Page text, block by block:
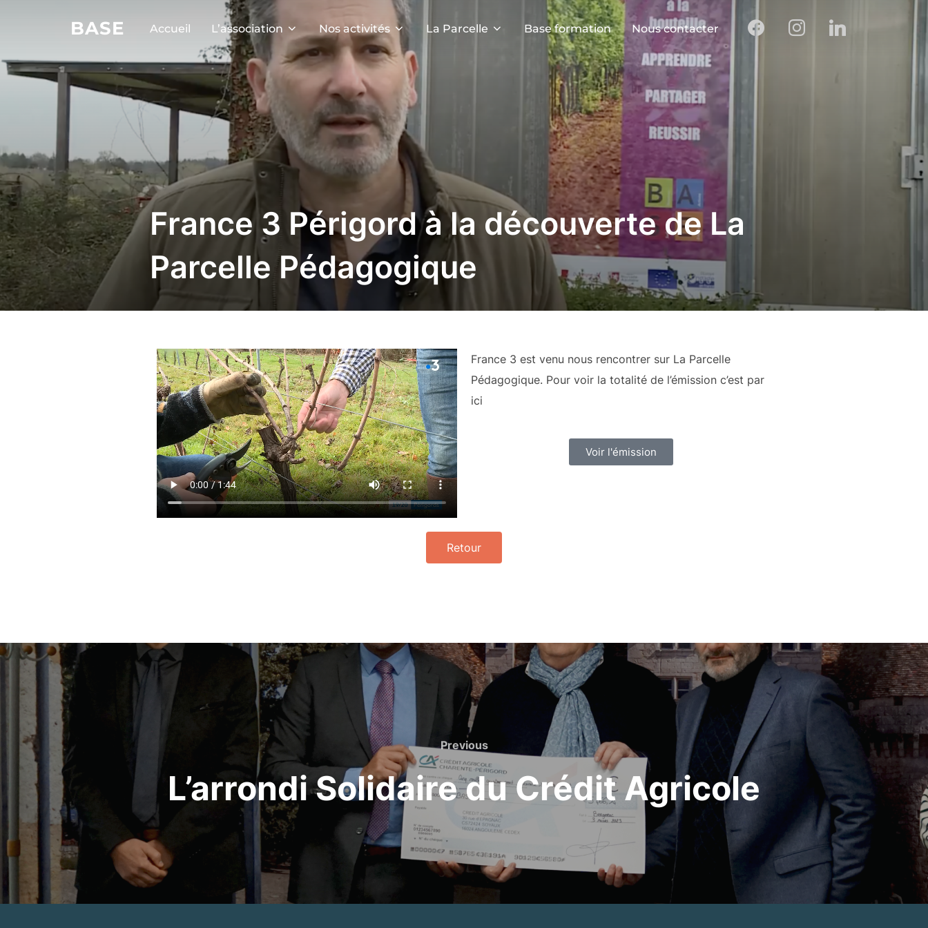
BASE Accueil L’association Nos activités La Parcelle Base formation Nous contacter
France 3 Périgord à la découverte de La
Parcelle Pédagogique
France 3 est venu nous rencontrer sur La Parcelle
Pédagogique. Pour voir la totalité de l’émission c’est par
ici
Voir l'émission
Retour
Previous
L’arrondi Solidaire du Crédit Agricole